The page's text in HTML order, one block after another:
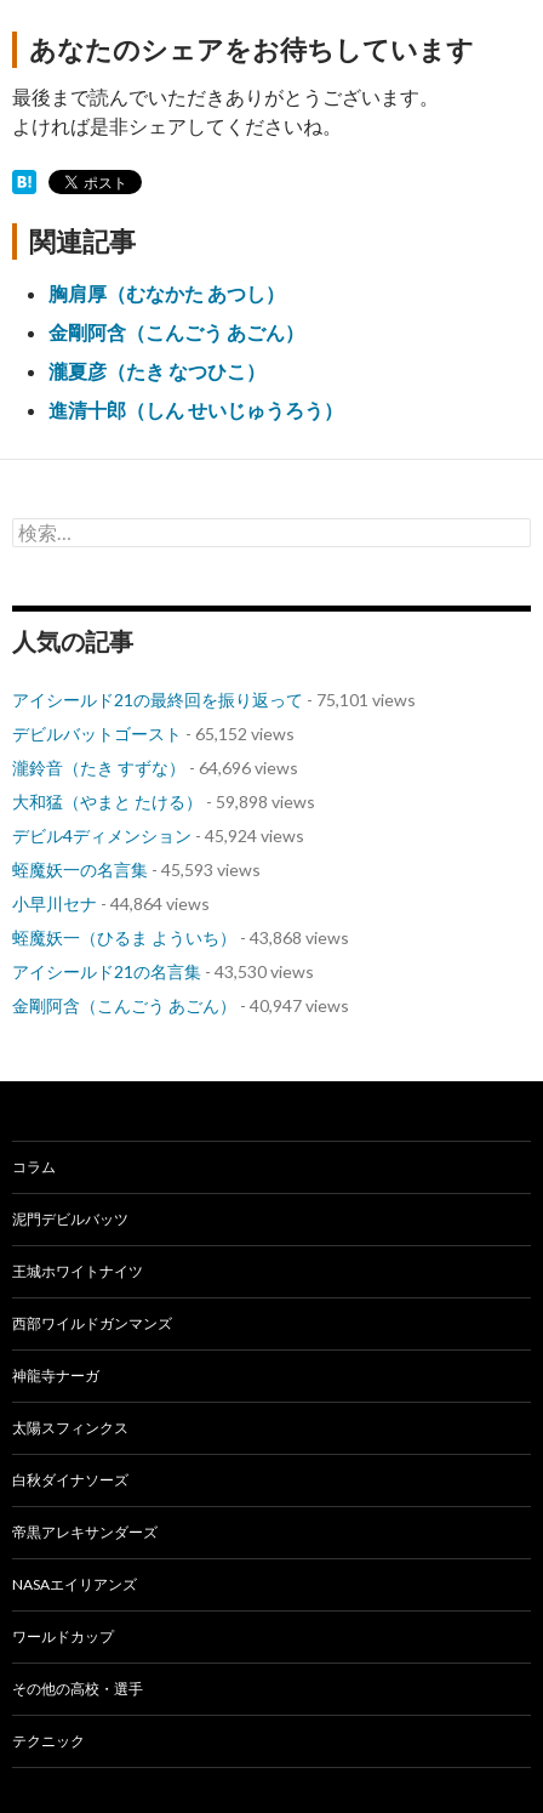
あなたのシェアをお待ちしています
最後まで読んでいただきありがとうございます。
よければ是非シェアしてくださいね。
関連記事
胸肩厚（むなかた あつし）
金剛阿含（こんごう あごん）
瀧夏彦（たき なつひこ）
進清十郎（しん せいじゅうろう）
検
索:
人気の記事
アイシールド21の最終回を振り返って - 75,101 views
デビルバットゴースト - 65,152 views
瀧鈴音（たき すずな）
- 64,696 views
大和猛（やまと たける）
- 59,898 views
デビル4ディメンション - 45,924 views
蛭魔妖一の名言集 - 45,593 views
小早川セナ - 44,864 views
蛭魔妖一（ひるま よういち）
- 43,868 views
アイシールド21の名言集 - 43,530 views
金剛阿含（こんごう あごん）
- 40,947 views
コラム
泥門デビルバッツ
王城ホワイトナイツ
西部ワイルドガンマンズ
神龍寺ナーガ
太陽スフィンクス
白秋ダイナソーズ
帝黒アレキサンダーズ
NASAエイリアンズ
ワールドカップ
その他の高校・選手
テクニック